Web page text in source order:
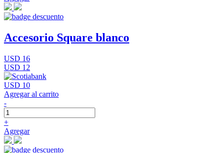
Accesorio Square blanco
USD 16
USD 12
USD 10
Agregar al carrito
-
+
Agregar